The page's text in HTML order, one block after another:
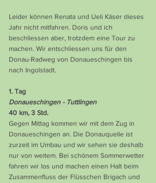
Leider können Renata und Ueli Käser dieses
Jahr nicht mitfahren. Doris und ich
beschliessen aber, trotzdem eine Tour zu
machen. Wir entschliessen uns für den
Donau-Radweg von Donaueschingen bis
nach Ingolstadt.
1. Tag
Donaueschingen - Tuttlingen
40 km, 3 Std.
Gegen Mittag kommen wir mit dem Zug in
Donaueschingen an. Die Donauquelle ist
zurzeit im Umbau und wir sehen sie deshalb
nur von weitem. Bei schönem Sommerwetter
fahren wir los und machen einen Halt beim
Zusammenfluss der Flüsschen Brigach und